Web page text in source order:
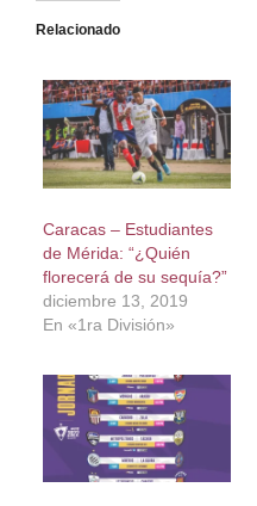
Relacionado
Caracas – Estudiantes
de Mérida: “¿Quién
florecerá de su sequía?”
diciembre 13, 2019
En «1ra División»